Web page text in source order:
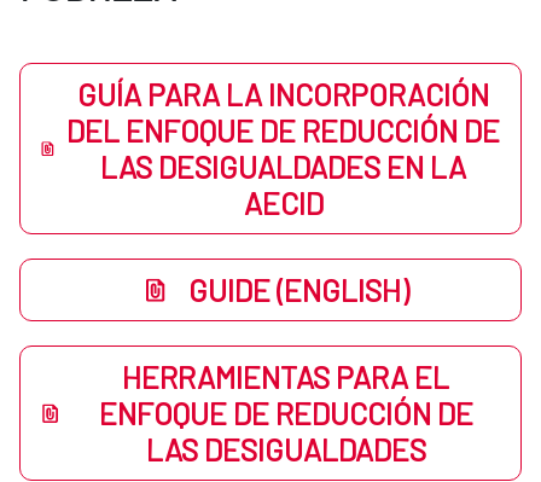
GUÍA PARA LA INCORPORACIÓN
DEL ENFOQUE DE REDUCCIÓN DE
LAS DESIGUALDADES EN LA
AECID
GUIDE (ENGLISH)
HERRAMIENTAS PARA EL
ENFOQUE DE REDUCCIÓN DE
LAS DESIGUALDADES